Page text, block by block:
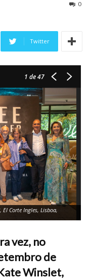
0
Twitter
1 de 47
El Corte Ingles, Lisboa,
vez, no
de
Winslet,